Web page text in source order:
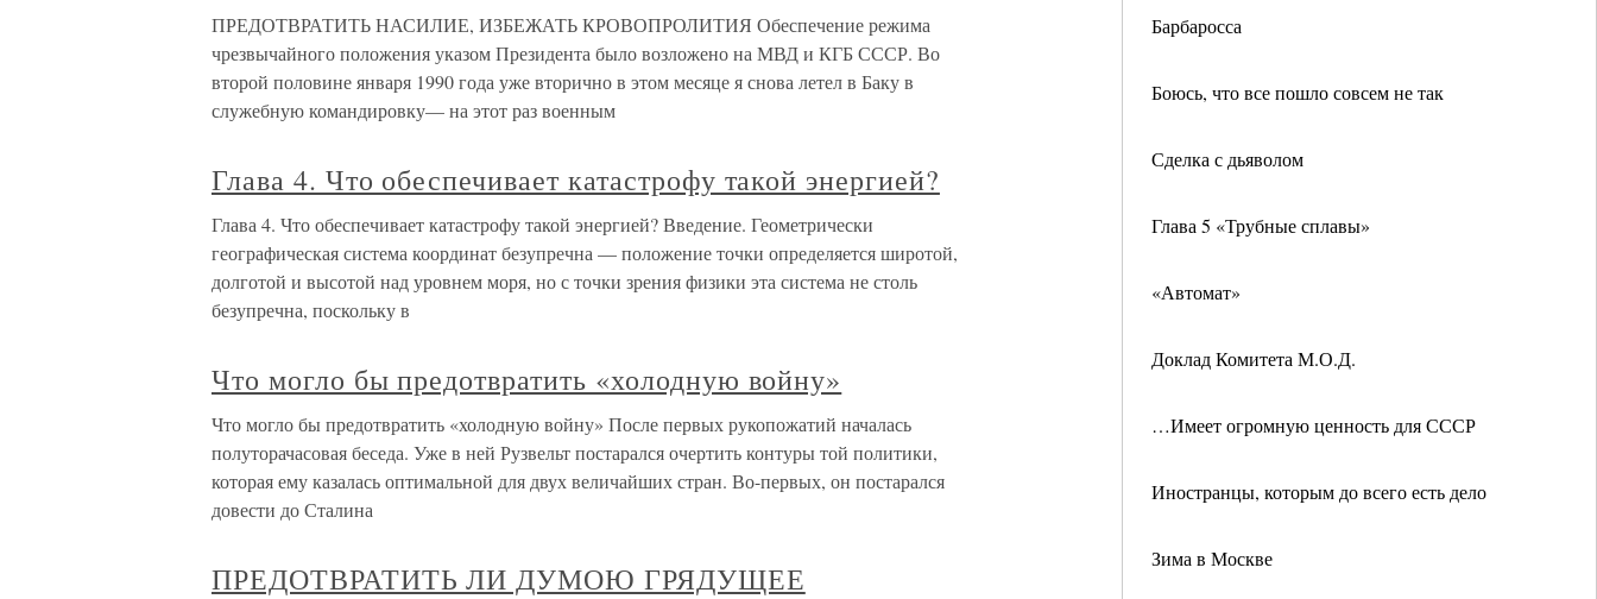
Барбаросса
Боюсь, что все пошло совсем не так
Сделка с дьяволом
Глава 5 «Трубные сплавы»
«Автомат»
Доклад Комитета М.О.Д.
…Имеет огромную ценность для СССР
Иностранцы, которым до всего есть дело
Зима в Москве
ПРЕДОТВРАТИТЬ НАСИЛИЕ, ИЗБЕЖАТЬ КРОВОПРОЛИТИЯ Обеспечение режима
чрезвычайного положения указом Президента было возложено на МВД и КГБ СССР. Во
второй половине января 1990 года уже вторично в этом месяце я снова летел в Баку в
служебную командировку— на этот раз военным
Глава 4. Что обеспечивает катастрофу такой энергией?
Глава 4. Что обеспечивает катастрофу такой энергией? Введение. Геометрически
географическая система координат безупречна — положение точки определяется широтой,
долготой и высотой над уровнем моря, но с точки зрения физики эта система не столь
безупречна, поскольку в
Что могло бы предотвратить «холодную войну»
Что могло бы предотвратить «холодную войну» После первых рукопожатий началась
полуторачасовая беседа. Уже в ней Рузвельт постарался очертить контуры той политики,
которая ему казалась оптимальной для двух величайших стран. Во-первых, он постарался
довести до Сталина
ПРЕДОТВРАТИТЬ ЛИ ДУМОЮ ГРЯДУЩЕЕ